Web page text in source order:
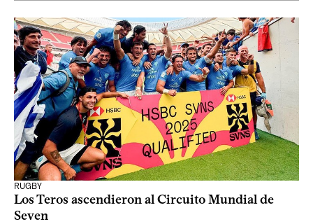
RUGBY
Los Teros ascendieron al Circuito Mundial de
Seven